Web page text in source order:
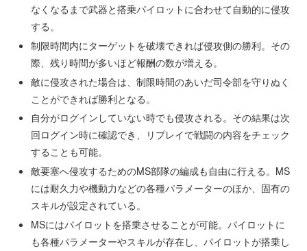
なくなるまで武器と搭乗パイロットに合わせて自動的に侵攻
する。
制限時間内にターゲットを破壊できれば侵攻側の勝利。その
際、残り時間が多いほど報酬の数が増える。
敵に侵攻された場合は、制限時間のあいだ司令部を守りぬく
ことができれば勝利となる。
自分がログインしていない時でも侵攻される。その結果は次
回ログイン時に確認でき、リプレイで戦闘の内容をチェック
することも可能。
敵要塞へ侵攻するためのMS部隊の編成も自由に行える。MS
には耐久力や機動力などの各種パラメーターのほか、固有の
スキルが設定されている。
MSにはパイロットを搭乗させることが可能。パイロットに
も各種パラメーターやスキルが存在し、パイロットが搭乗し